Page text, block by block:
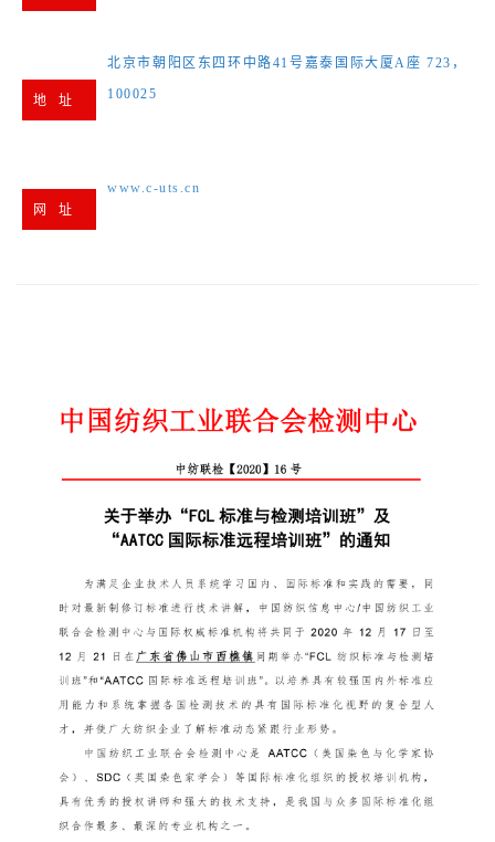
地 址
北京市朝阳区东四环中路41号嘉泰国际大厦A座 723，
100025
网 址
www.c-uts.cn